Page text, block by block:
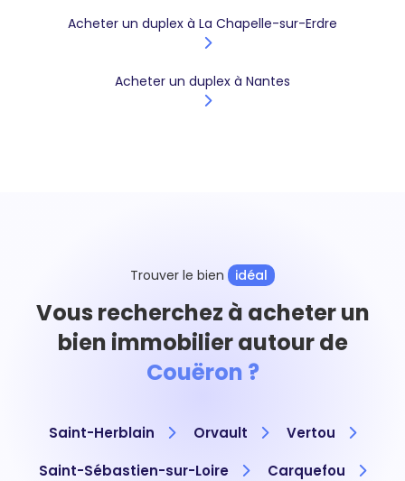
Acheter un duplex à La Chapelle-sur-Erdre
Acheter un duplex à Nantes
Trouver le bien idéal
Vous recherchez à acheter un
bien immobilier autour de
Couëron ?
Saint-Herblain Orvault
Vertou
Saint-Sébastien-sur-Loire
Carquefou